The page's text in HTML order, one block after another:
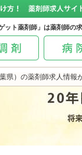
県）の薬剤師求人情報
ット薬剤師」は薬剤師の